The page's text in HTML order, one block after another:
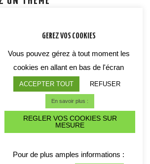
ALERTE CYBER CRISE
DE TELECHARGER NOS
GEREZ VOS COOKIES
Vous pouvez gérez à tout moment les
cookies en allant en bas de l'écran
ACCEPTER TOUT REFUSER
En savoir plus :
REGLER VOS COOKIES SUR
MESURE
Pour de plus amples informations :